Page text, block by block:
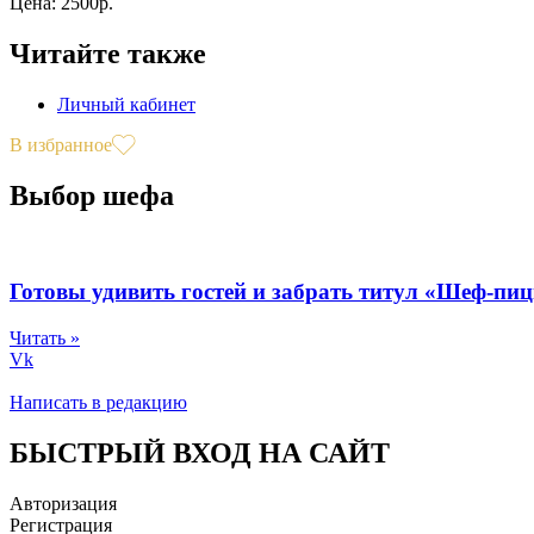
Читайте также
Личный кабинет
В избранное
Выбор шефа
Готовы удивить гостей и забрать титул «Шеф-
Читать »
Vk
Написать в редакцию
БЫСТРЫЙ ВХОД НА САЙТ
Авторизация
Регистрация